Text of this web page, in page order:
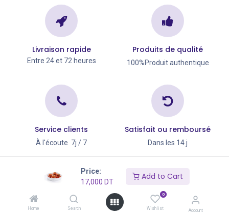
Price:
17,000 DT
Add to Cart
Home Search
0
Wishlist Account
Livraison rapide
Entre 24 et 72 heures
Produits de qualité
100%Produit authentique
Service clients
À l'écoute 7j / 7
Satisfait ou remboursé
Dans les 14 j
Copyright © Go Big 2026